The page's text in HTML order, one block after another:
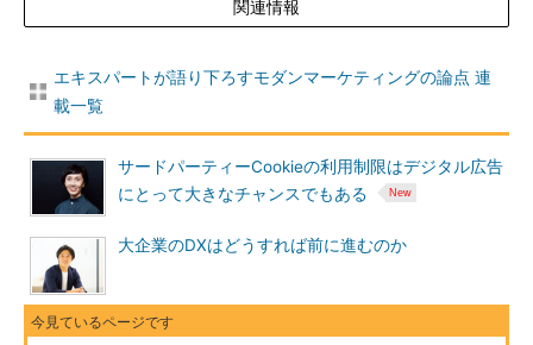
関連情報
エキスパートが語り下ろすモダンマーケティングの論点 連
載一覧
サードパーティーCookieの利用制限はデジタル広告
にとって大きなチャンスでもある
大企業のDXはどうすれば前に進むのか